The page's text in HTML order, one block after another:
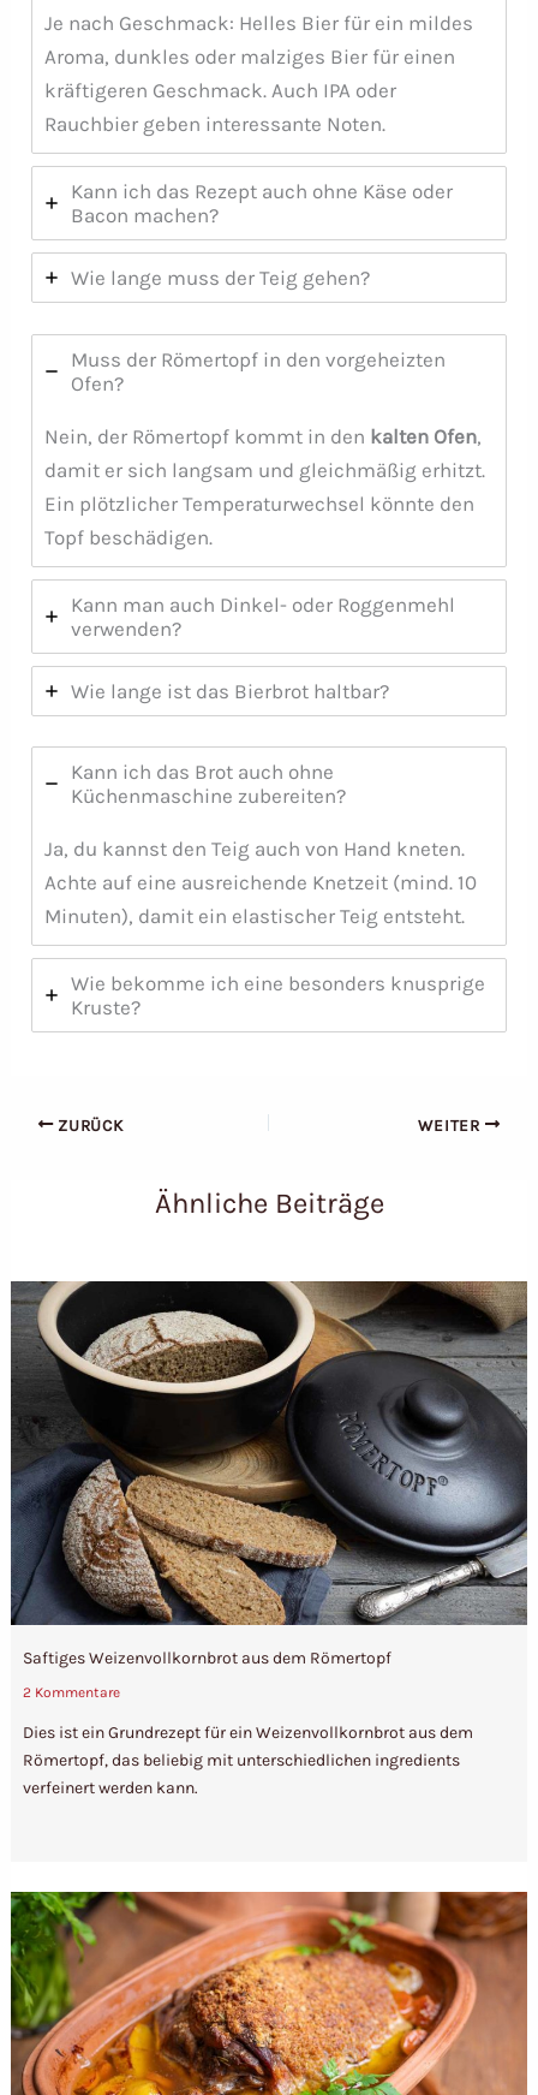
Je nach Geschmack: Helles Bier für ein mildes
Aroma, dunkles oder malziges Bier für einen
kräftigeren Geschmack. Auch IPA oder
Rauchbier geben interessante Noten.
Kann ich das Rezept auch ohne Käse oder
Bacon machen?
Wie lange muss der Teig gehen?
Muss der Römertopf in den vorgeheizten
Ofen?
Nein, der Römertopf kommt in den kalten Ofen,
damit er sich langsam und gleichmäßig erhitzt.
Ein plötzlicher Temperaturwechsel könnte den
Topf beschädigen.
Kann man auch Dinkel- oder Roggenmehl
verwenden?
Wie lange ist das Bierbrot haltbar?
Kann ich das Brot auch ohne
Küchenmaschine zubereiten?
Ja, du kannst den Teig auch von Hand kneten.
Achte auf eine ausreichende Knetzeit (mind. 10
Minuten), damit ein elastischer Teig entsteht.
Wie bekomme ich eine besonders knusprige
Kruste?
ZURÜCK WEITER
Ähnliche Beiträge
Saftiges Weizenvollkornbrot aus dem Römertopf
2 Kommentare
Dies ist ein Grundrezept für ein Weizenvollkornbrot aus dem
Römertopf, das beliebig mit unterschiedlichen ingredients
verfeinert werden kann.